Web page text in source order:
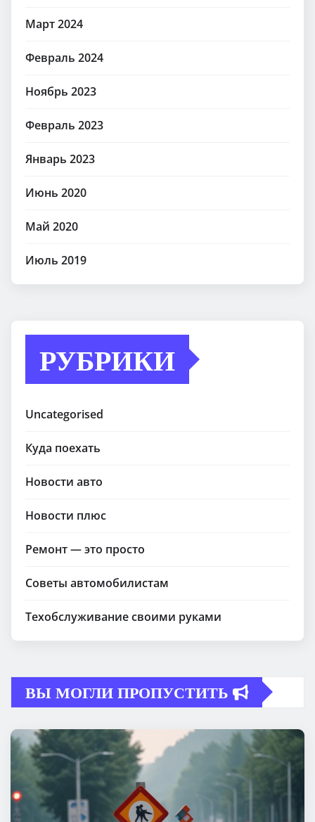
Март 2024
Февраль 2024
Ноябрь 2023
Февраль 2023
Январь 2023
Июнь 2020
Май 2020
Июль 2019
РУБРИКИ
Uncategorised
Куда поехать
Новости авто
Новости плюс
Ремонт — это просто
Советы автомобилистам
Техобслуживание своими руками
ВЫ МОГЛИ ПРОПУСТИТЬ